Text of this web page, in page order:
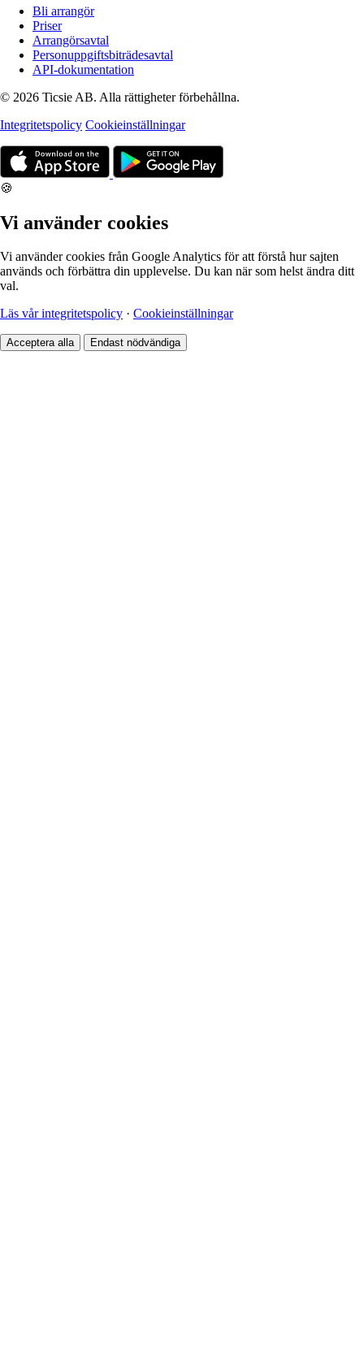
Bli arrangör
Priser
Arrangörsavtal
Personuppgiftsbiträdesavtal
API-dokumentation
© 2026 Ticsie AB. Alla rättigheter förbehållna.
Integritetspolicy Cookieinställningar
🍪
Vi använder cookies
Vi använder cookies från Google Analytics för att förstå hur sajten
används och förbättra din upplevelse. Du kan när som helst ändra ditt
val.
Läs vår integritetspolicy · Cookieinställningar
Acceptera alla Endast nödvändiga